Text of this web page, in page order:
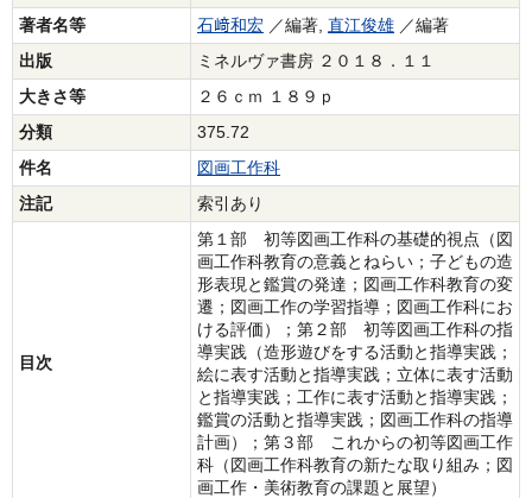
著者名等
石﨑和宏 ／編著, 直江俊雄 ／編著
出版
ミネルヴァ書房 ２０１８．１１
大きさ等
２６ｃｍ １８９ｐ
分類
375.72
件名
図画工作科
注記
索引あり
目次
第１部 初等図画工作科の基礎的視点（図
画工作科教育の意義とねらい；子どもの造
形表現と鑑賞の発達；図画工作科教育の変
遷；図画工作の学習指導；図画工作科にお
ける評価）；第２部 初等図画工作科の指
導実践（造形遊びをする活動と指導実践；
絵に表す活動と指導実践；立体に表す活動
と指導実践；工作に表す活動と指導実践；
鑑賞の活動と指導実践；図画工作科の指導
計画）；第３部 これからの初等図画工作
科（図画工作科教育の新たな取り組み；図
画工作・美術教育の課題と展望）